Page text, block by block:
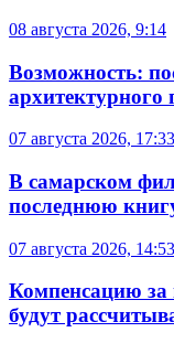
08 августа 2026, 9:14
Возможность:
архитектурного
07 августа 2026, 17:33
В самарском
последнюю
07 августа 2026, 14:53
Компенсацию
будут